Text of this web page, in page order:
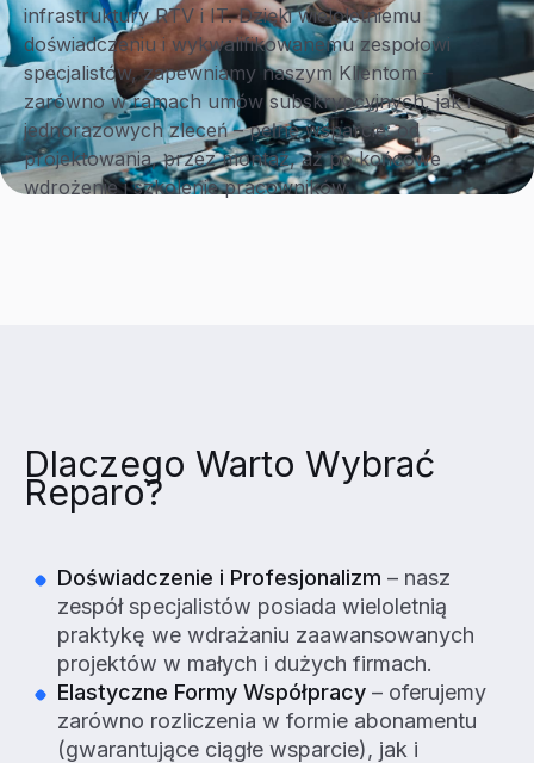
infrastruktury RTV i IT. Dzięki wieloletniemu
doświadczeniu i wykwalifikowanemu zespołowi
specjalistów, zapewniamy naszym Klientom –
zarówno w ramach umów subskrypcyjnych, jak i
jednorazowych zleceń – pełne wsparcie: od
projektowania, przez montaż, aż po końcowe
wdrożenie i szkolenie pracowników.
Dlaczego Warto Wybrać
Reparo?
Doświadczenie i Profesjonalizm – nasz
zespół specjalistów posiada wieloletnią
praktykę we wdrażaniu zaawansowanych
projektów w małych i dużych firmach.
Elastyczne Formy Współpracy – oferujemy
zarówno rozliczenia w formie abonamentu
(gwarantujące ciągłe wsparcie), jak i